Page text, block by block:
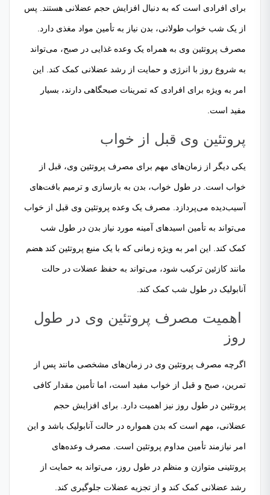
برای افرادی است که به دنبال افزایش حجم عضلانی هستند. پس
از یک شب خواب طولانی، بدن نیاز به تأمین مواد مغذی دارد.
مصرف پروتئین وی به همراه یک وعده غذایی در صبح، می‌تواند
به شروع روز با انرژی و حمایت از رشد عضلانی کمک کند. این
امر به ویژه برای افرادی که تمرینات صبحگاهی دارند، بسیار
مفید است.
پروتئین وی قبل از خواب
یکی دیگر از زمان‌های مهم برای مصرف پروتئین وی، قبل از
خواب است. در طول خواب، بدن به بازسازی و ترمیم بافت‌های
آسیب‌دیده می‌پردازد. مصرف یک وعده پروتئین وی قبل از خواب
می‌تواند به تأمین اسیدهای آمینه مورد نیاز بدن در طول شب
کمک کند. این امر به ویژه زمانی که با یک منبع پروتئین کند هضم
مانند کازئین ترکیب شود، می‌تواند به حفظ عضلات در حالت
آنابولیک در طول شب کمک کند.
اهمیت مصرف پروتئین وی در طول
روز
اگرچه مصرف پروتئین وی در زمان‌های مشخصی مانند پس از
تمرین، صبح و قبل از خواب مفید است، اما تأمین مقدار کافی
پروتئین در طول روز نیز اهمیت دارد. برای افزایش حجم
عضلانی، مهم است که بدن همواره در حالت آنابولیک باشد و این
امر نیازمند تأمین مداوم پروتئین است. مصرف وعده‌های
پروتئینی متوازن و منظم در طول روز، می‌تواند به حمایت از
رشد عضلانی کمک کند و از تجزیه عضلات جلوگیری کند.